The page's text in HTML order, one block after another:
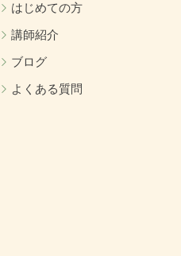
はじめての方
講師紹介
ブログ
よくある質問